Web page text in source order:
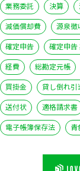
業務委託
決算
減価償却費
源泉徴
確定申告
確定申告
経費
総勘定元帳
買掛金
貸し倒れ引
送付状
適格請求書
電子帳簿保存法
青